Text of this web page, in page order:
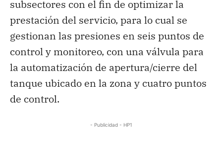
subsectores con el fin de optimizar la
prestación del servicio, para lo cual se
gestionan las presiones en seis puntos de
control y monitoreo, con una válvula para
la automatización de apertura/cierre del
tanque ubicado en la zona y cuatro puntos
de control.
- Publicidad - HP1